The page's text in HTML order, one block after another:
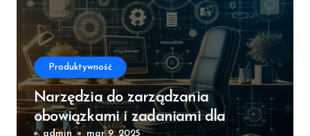
Produktywność
Narzędzia do zarządzania
obowiązkami i zadaniami dla
admin mar 9, 2025